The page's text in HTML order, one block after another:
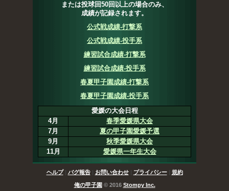
または投球回50回以上の場合のみ、
成績が記録されます。
公式戦成績-打撃系
公式戦成績-投手系
練習試合成績-打撃系
練習試合成績-投手系
春夏甲子園成績-打撃系
春夏甲子園成績-投手系
愛媛の大会日程
4月
春季愛媛県大会
7月
夏の甲子園愛媛予選
9月
秋季愛媛県大会
11月
愛媛県一年生大会
ヘルプ| バグ報告| お問い合わせ| プライバシー| 規約
俺の甲子園 © 2016 Stompy Inc.